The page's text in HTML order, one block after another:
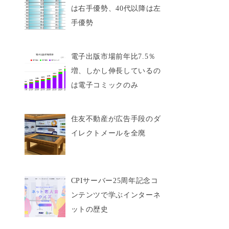
は右手優勢、40代以降は左
手優勢
電子出版市場前年比7.5％
増、しかし伸長しているの
は電子コミックのみ
住友不動産が広告手段のダ
イレクトメールを全廃
CPIサーバー25周年記念コ
ンテンツで学ぶインターネ
ットの歴史